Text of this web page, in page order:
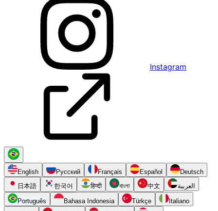
Instagram
English Русский Français Español
Deutsch
日本語
한국어 हिन्दी বাংলা 中文 العربية
Português Bahasa Indonesia Türkçe
Italiano